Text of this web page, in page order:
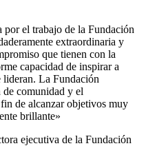
por el trabajo de la Fundación
extraordinaria y
que tienen con la
capacidad de inspirar a
lideran. La Fundación
comunidad y el
de alcanzar objetivos muy
brillante»
ejecutiva de la Fundación